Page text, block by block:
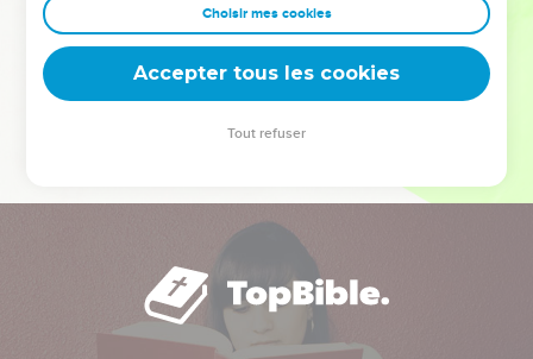
clés pour avancer avec plus de sagesse afin que leurs erreurs
deviennent vos tremplins. Que vous guidiez un ministère, une
équipe, un groupe ou une famille, leur expérience est faite
Choisir mes cookies
Accepter tous les cookies
Tout refuser